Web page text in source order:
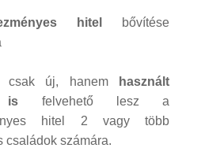
hitel
bővítése
csak új, hanem
használt
is felvehető lesz a
hitel 2 vagy több
családok számára.